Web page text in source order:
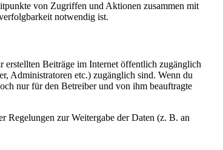
von Zugriffen und Aktionen zusammen mit
notwendig ist.
erstellten Beiträge im Internet öffentlich zugänglich
Administratoren etc.) zugänglich sind. Wenn du
nur für den Betreiber und von ihm beauftragte
Regelungen zur Weitergabe der Daten (z. B. an